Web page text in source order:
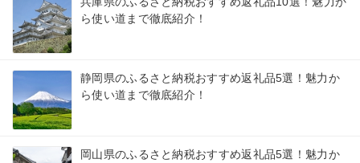
ら使い道まで徹底紹介！
静岡県のふるさと納税おすすめ返礼品5選！魅力か
ら使い道まで徹底紹介！
岡山県のふるさと納税おすすめ返礼品5選！魅力か